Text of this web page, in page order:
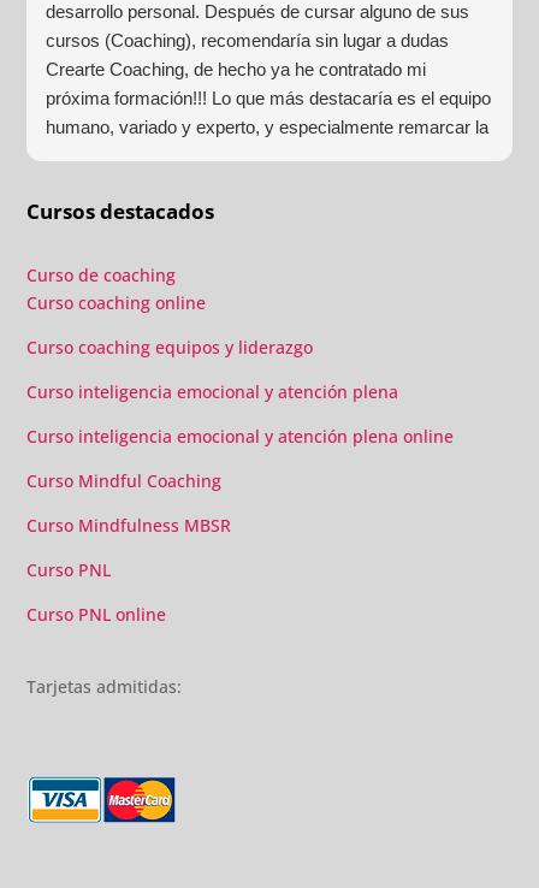
desarrollo personal. Después de cursar alguno de sus
cursos (Coaching), recomendaría sin lugar a dudas
Crearte Coaching, de hecho ya he contratado mi
próxima formación!!! Lo que más destacaría es el equipo
humano, variado y experto, y especialmente remarcar la
estructura (para mí fundamental) del material visual y
añadido con multitud de formaciones, seminarios y
gran liderazgo de Beatriz Ricondo!!!
Cursos destacados
Curso de coaching
Curso coaching online
Curso coaching equipos y liderazgo
Curso inteligencia emocional y atención plena
Curso inteligencia emocional y atención plena online
Curso Mindful Coaching
Curso Mindfulness MBSR
Curso PNL
Curso PNL online
Tarjetas admitidas: